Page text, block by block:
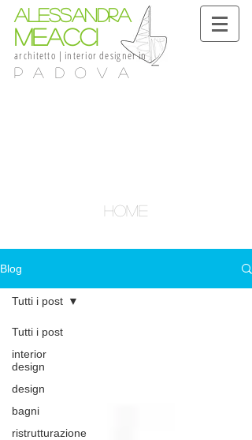
alessandra
meacci
architetto | interior designerin
Padova
HOME
Blog
Tutti i post
interior
design
design
bagni
ristrutturazione
Tutti i post